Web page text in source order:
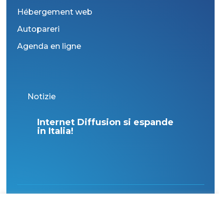
Hébergement web
Autopareri
Agenda en ligne
Notizie
Internet Diffusion si espande
in Italia!